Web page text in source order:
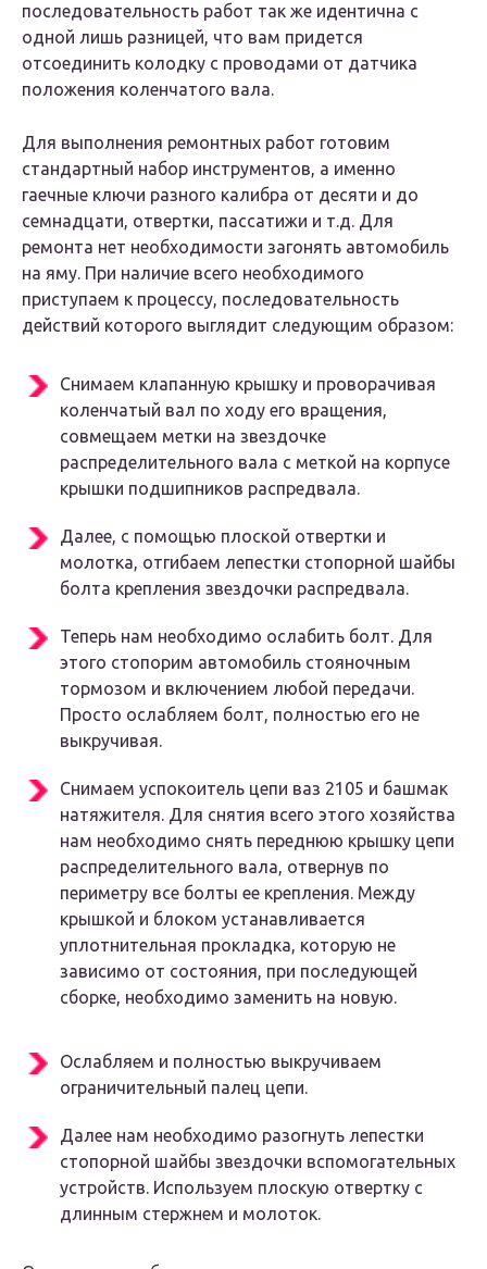
последовательность работ так же идентична с
одной лишь разницей, что вам придется
отсоединить колодку с проводами от датчика
положения коленчатого вала.
Для выполнения ремонтных работ готовим
стандартный набор инструментов, а именно
гаечные ключи разного калибра от десяти и до
семнадцати, отвертки, пассатижи и т.д. Для
ремонта нет необходимости загонять автомобиль
на яму. При наличие всего необходимого
приступаем к процессу, последовательность
действий которого выглядит следующим образом:
Снимаем клапанную крышку и проворачивая
коленчатый вал по ходу его вращения,
совмещаем метки на звездочке
распределительного вала с меткой на корпусе
крышки подшипников распредвала.
Далее, с помощью плоской отвертки и
молотка, отгибаем лепестки стопорной шайбы
болта крепления звездочки распредвала.
Теперь нам необходимо ослабить болт. Для
этого стопорим автомобиль стояночным
тормозом и включением любой передачи.
Просто ослабляем болт, полностью его не
выкручивая.
Снимаем успокоитель цепи ваз 2105 и башмак
натяжителя. Для снятия всего этого хозяйства
нам необходимо снять переднюю крышку цепи
распределительного вала, отвернув по
периметру все болты ее крепления. Между
крышкой и блоком устанавливается
уплотнительная прокладка, которую не
зависимо от состояния, при последующей
сборке, необходимо заменить на новую.
Ослабляем и полностью выкручиваем
ограничительный палец цепи.
Далее нам необходимо разогнуть лепестки
стопорной шайбы звездочки вспомогательных
устройств. Используем плоскую отвертку с
длинным стержнем и молоток.